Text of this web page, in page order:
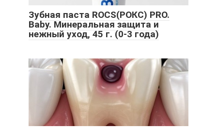
Зубная паста ROCS(РОКС) PRO.
Baby. Минеральная защита и
нежный уход, 45 г. (0-3 года)